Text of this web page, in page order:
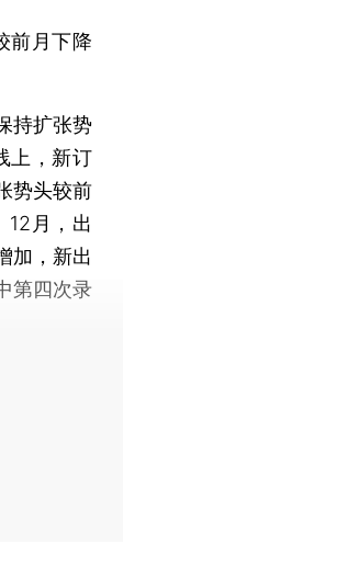
月下降
持扩张势
上，新订
势头较前
12月，出
加，新出
第四次录